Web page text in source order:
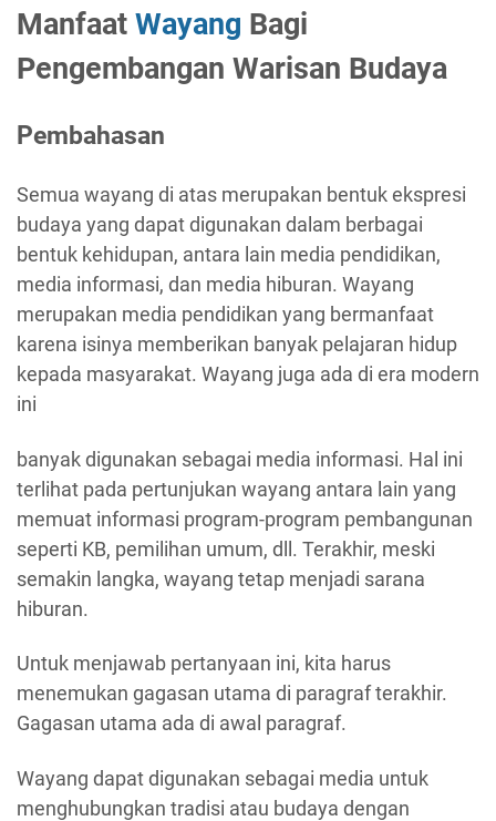
Manfaat Wayang Bagi
Pengembangan Warisan Budaya
Pembahasan
Semua wayang di atas merupakan bentuk ekspresi
budaya yang dapat digunakan dalam berbagai
bentuk kehidupan, antara lain media pendidikan,
media informasi, dan media hiburan. Wayang
merupakan media pendidikan yang bermanfaat
karena isinya memberikan banyak pelajaran hidup
kepada masyarakat. Wayang juga ada di era modern
ini
banyak digunakan sebagai media informasi. Hal ini
terlihat pada pertunjukan wayang antara lain yang
memuat informasi program-program pembangunan
seperti KB, pemilihan umum, dll. Terakhir, meski
semakin langka, wayang tetap menjadi sarana
hiburan.
Untuk menjawab pertanyaan ini, kita harus
menemukan gagasan utama di paragraf terakhir.
Gagasan utama ada di awal paragraf.
Wayang dapat digunakan sebagai media untuk
menghubungkan tradisi atau budaya dengan